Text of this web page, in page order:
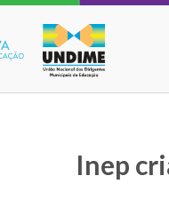
Inep